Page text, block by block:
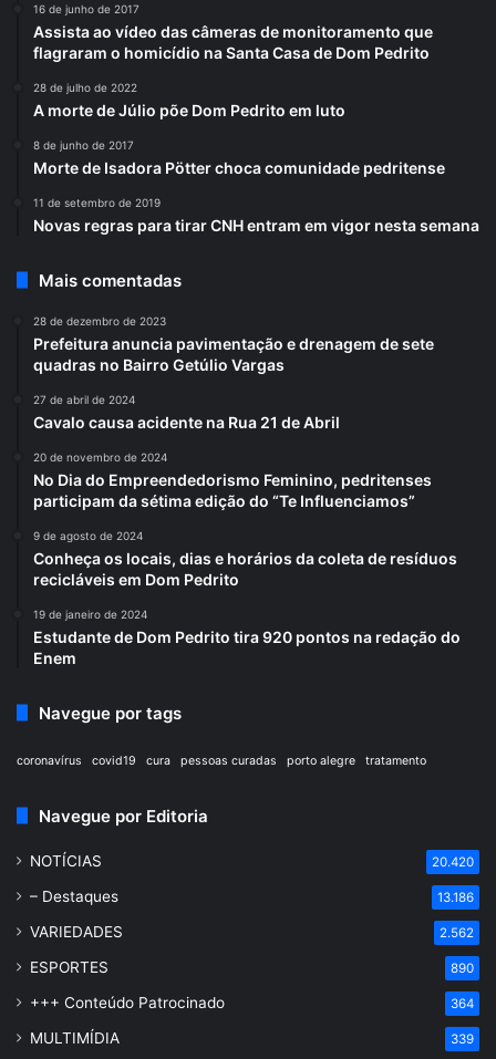
16 de junho de 2017
Assista ao vídeo das câmeras de monitoramento que
flagraram o homicídio na Santa Casa de Dom Pedrito
28 de julho de 2022
A morte de Júlio põe Dom Pedrito em luto
8 de junho de 2017
Morte de Isadora Pötter choca comunidade pedritense
11 de setembro de 2019
Novas regras para tirar CNH entram em vigor nesta semana
Mais comentadas
28 de dezembro de 2023
Prefeitura anuncia pavimentação e drenagem de sete
quadras no Bairro Getúlio Vargas
27 de abril de 2024
Cavalo causa acidente na Rua 21 de Abril
20 de novembro de 2024
No Dia do Empreendedorismo Feminino, pedritenses
participam da sétima edição do “Te Influenciamos”
9 de agosto de 2024
Conheça os locais, dias e horários da coleta de resíduos
recicláveis em Dom Pedrito
19 de janeiro de 2024
Estudante de Dom Pedrito tira 920 pontos na redação do
Enem
Navegue por tags
coronavírus covid19 cura pessoas curadas porto alegre tratamento
Navegue por Editoria
NOTÍCIAS 20.420
– Destaques 13.186
VARIEDADES 2.562
ESPORTES 890
+++ Conteúdo Patrocinado 364
MULTIMÍDIA 339